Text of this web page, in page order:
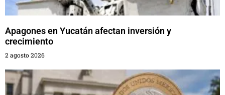
Apagones en Yucatán afectan inversión y
crecimiento
2 agosto 2026